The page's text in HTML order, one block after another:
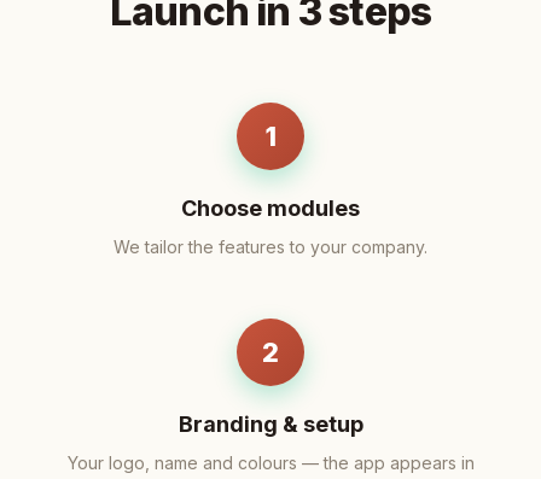
Launch in 3 steps
1
Choose modules
We tailor the features to your company.
2
Branding & setup
Your logo, name and colours — the app appears in